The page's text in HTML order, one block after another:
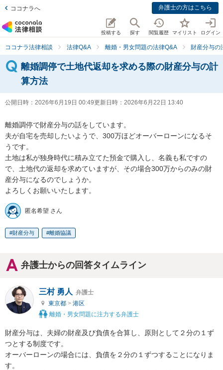
ココナラへ 弁護士の方はこちら
投稿する 探す 閲覧履歴 マイリスト ログイン
ココナラ法律相談 法律Q&A 離婚・男女問題の法律Q&A 財産分与の
離婚調停で土地代返却を求める際の財産分与の計
算方法
公開日時： 2026年6月19日 00:49更新日時： 2026年6月22日 13:40
離婚調停で財産分与の話をしています。
夫が自宅を売却したいようで、300万ほどオーバーローンになるそ
うです。
土地は私が独身時代に積み立てた預金で購入し、名義も私ですの
で、土地代の返却を求めていますが、その場合300万からのみの財
産分与になるのでしょうか。
よろしくお願いいたします。
匿名希望 さん
財産分与 離婚協議
弁護士からの回答タイムライン
三村 勇人 弁護士
東京都 > 港区
離婚・男女問題に注力する弁護士
財産分与は、夫婦の財産及び負債を合算し、原則として２分の１ず
つとする制度です。
オーバーローンの場合には、負債を２分の１ずつすることになりま
す。